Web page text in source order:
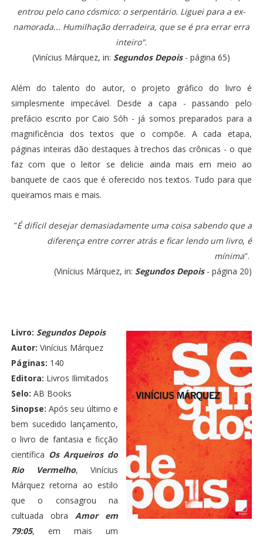
entrou pelo cano cósmico: o serpentário. Liguei para a ex-
namorada... Humilhação derradeira, que se é pra errar erra
inteiro".
(Vinícius Márquez, in: Segundos Depois- página 65)
Além do talento do autor, o projeto gráfico do livro é
simplesmente impecável. Desde a capa - passando pelo
prefácio escrito por Caio Sóh - já somos preparados para a
magnificência dos textos que o compõe. A cada etapa,
páginas inteiras dão destaques à trechos das crônicas - o que
faz com que o leitor se delicie ainda mais em meio ao
banquete de caos que é oferecido nos textos. Tudo para que
queiramos mais e mais.
"É difícil desejar demasiadamente uma coisa sabendo que a
diferença entre correr atrás e ficar lendo um livro, é
mínima".
(Vinícius Márquez, in: Segundos Depois- página 20)
Livro: Segundos Depois
Autor: Vinícius Márquez
Páginas: 140
Editora: Livros Ilimitados
Selo: AB Books
Sinopse: Após seu último e
bem sucedido lançamento,
o livro de fantasia e ficção
científica Os Arqueiros do
Rio Vermelho, Vinícius
Márquez retorna ao estilo
que o consagrou na
cultuada obraAmor em
79:05, em mais um